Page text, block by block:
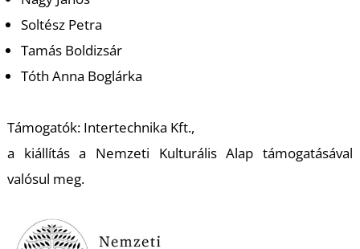
Soltész Petra
Tamás Boldizsár
Tóth Anna Boglárka
Támogatók: Intertechnika Kft.,
a kiállítás a Nemzeti Kulturális Alap támogatásával
valósul meg.